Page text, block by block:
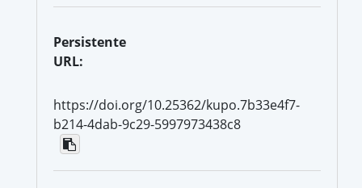
Persistente
URL:
https://doi.org/10.25362/kupo.7b33e4f7-
b214-4dab-9c29-5997973438c8